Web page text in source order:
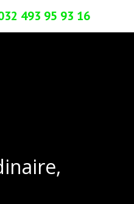
493 95 93 16